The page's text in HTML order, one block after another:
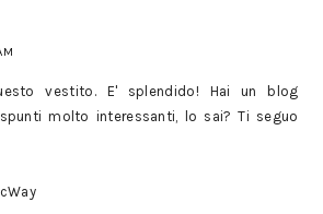
vestito. E' splendido! Hai un blog
molto interessanti, lo sai? Ti seguo